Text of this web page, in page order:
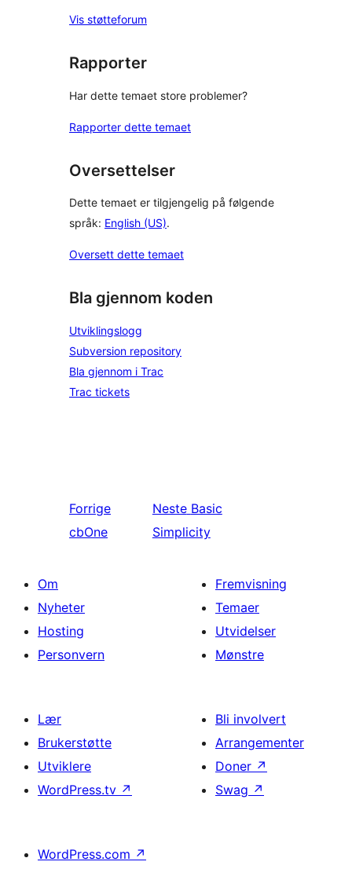
Vis støtteforum
Rapporter
Har dette temaet store problemer?
Rapporter dette temaet
Oversettelser
Dette temaet er tilgjengelig på følgende
språk: English (US).
Oversett dette temaet
Bla gjennom koden
Utviklingslogg
Subversion repository
Bla gjennom i Trac
Trac tickets
Forrige
cbOne
Neste Basic
Simplicity
Om
Nyheter
Hosting
Personvern
Fremvisning
Temaer
Utvidelser
Mønstre
Lær
Brukerstøtte
Utviklere
WordPress.tv ↗
Bli involvert
Arrangementer
Doner ↗
Swag ↗
WordPress.com ↗